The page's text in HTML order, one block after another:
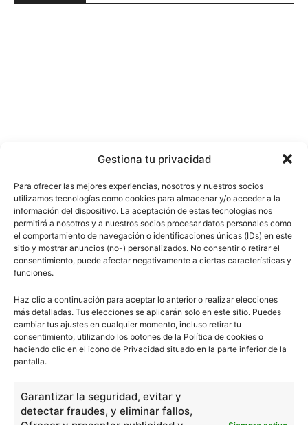
Gestiona tu privacidad
Para ofrecer las mejores experiencias, nosotros y nuestros socios
utilizamos tecnologías como cookies para almacenar y/o acceder a la
información del dispositivo. La aceptación de estas tecnologías nos
permitirá a nosotros y a nuestros socios procesar datos personales como
el comportamiento de navegación o identificaciones únicas (IDs) en este
sitio y mostrar anuncios (no-) personalizados. No consentir o retirar el
consentimiento, puede afectar negativamente a ciertas características y
funciones.
Haz clic a continuación para aceptar lo anterior o realizar elecciones
más detalladas. Tus elecciones se aplicarán solo en este sitio. Puedes
cambiar tus ajustes en cualquier momento, incluso retirar tu
consentimiento, utilizando los botones de la Política de cookies o
haciendo clic en el icono de Privacidad situado en la parte inferior de la
pantalla.
Garantizar la seguridad, evitar y
detectar fraudes, y eliminar fallos,